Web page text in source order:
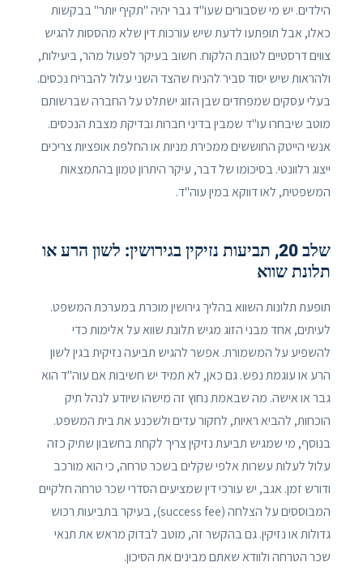
הילדים. יש מי שסבורים שעו"ד גבר יהיה "תקיף יותר" בבקשות
כאלו, אבל תופתעו לדעת שיש עורכות דין שלא מהססות להגיש
צווים דרסטיים לטובת הלקוח. חשוב בעיקר לפעול מהר, ביעילות,
ולהראות שיש יסוד סביר להניח שהצד השני עלול להבריח נכסים.
בעלי עסקים שמפחדים שבן הזוג ישתלט על החברה שברשותם
מוטב שיבחרו עו"ד שמבין בדיני חברות ובדיקת מצבת הנכסים.
אנשי הייטק החוששים ממכירת מניות או החלפת אופציות צריכים
ייצוג רלוונטי. בסיכומו של דבר, עיקר היתרון טמון בהתמצאות
המשפטית, לאו דווקא במין עוה"ד.
שלב 20, תביעות נזיקין בגירושין: לשון הרע או
תלונת שווא
תופעת תלונות השווא בהליך גירושין מוכרת במערכת המשפט.
לעיתים, אחד מבני הזוג מגיש תלונת שווא על אלימות כדי
להשפיע על המשמורת. אפשר להגיש תביעה נזיקית בגין לשון
הרע או עוגמת נפש. גם כאן, לא תמיד יש חשיבות אם עוה"ד הוא
גבר או אישה. מה שבאמת נחוץ זה מישהו שיודע לנהל תיק
הוכחות, להביא ראיות, לחקור עדים ולשכנע את בית המשפט.
בנוסף, מי שמגיש תביעת נזיקין צריך לקחת בחשבון שתיק כזה
עלול לעלות עשרות אלפי שקלים בשכר טרחה, כי הוא מורכב
ודורש זמן. אגב, יש עורכי דין שמציעים הסדרי שכר טרחה חלקיים
המבוססים על הצלחה (success fee), בעיקר בתביעות רכוש
גדולות או נזיקין. גם בהקשר זה, מוטב לבדוק מראש את תנאי
שכר הטרחה ולוודא שאתם מבינים את הסיכון.